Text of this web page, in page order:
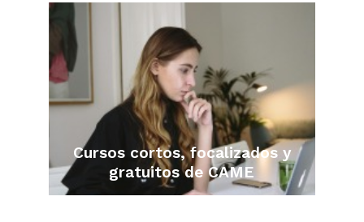
Cursos cortos, focalizados y
gratuitos de CAME